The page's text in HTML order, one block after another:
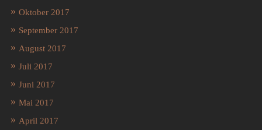
Oktober 2017
September 2017
August 2017
Juli 2017
Juni 2017
Mai 2017
April 2017